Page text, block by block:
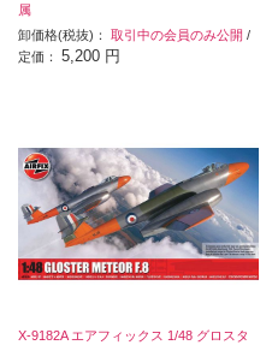
属
卸価格(税抜)： 取引中の会員のみ公開 /
定価： 5,200 円
X-9182A エアフィックス 1/48 グロスタ